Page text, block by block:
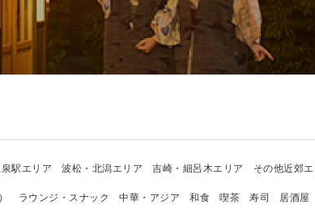
駅エリア 波松・北潟エリア 吉崎・細呂木エリア その他近郊
ラウンジ・スナック 中華・アジア 和食 喫茶 寿司 居酒屋